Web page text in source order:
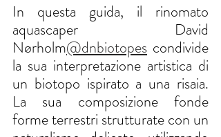
In questa guida, il rinomato
aquascaper David
Nørholm@dnbiotopes condivide
la sua interpretazione artistica di
un biotopo ispirato a una risaia.
La sua composizione fonde
forme terrestri strutturate con un